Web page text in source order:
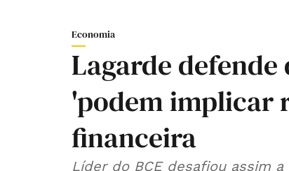
Economia
Lagarde defende
'podem implicar
financeira
Líder do BCE desafiou assim